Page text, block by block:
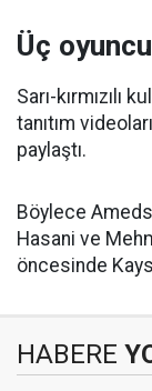
Üç
Sarı-kırmızılı
tanıtım
paylaştı.
Böylece
Hasani ve
öncesinde
HABERE